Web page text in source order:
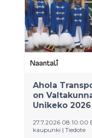
Ahola
on
Unikeko 2026
27.7.2026 08:10:00
kaupunki | Tiedote